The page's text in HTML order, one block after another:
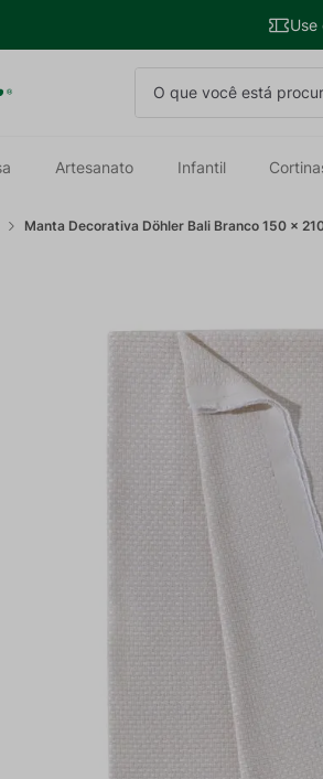
Use
Artesanato Infantil
Manta Decorativa Döhler Bali Branco 150 x